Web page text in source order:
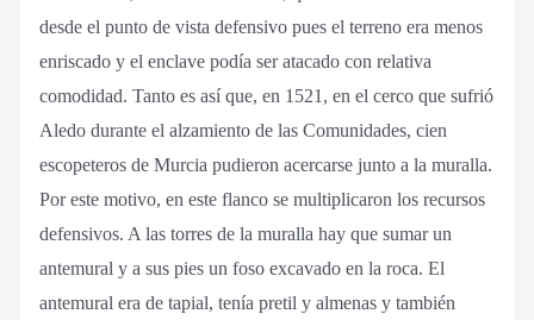
desde el punto de vista defensivo pues el terreno era menos
enriscado y el enclave podía ser atacado con relativa
comodidad. Tanto es así que, en 1521, en el cerco que sufrió
Aledo durante el alzamiento de las Comunidades, cien
escopeteros de Murcia pudieron acercarse junto a la muralla.
Por este motivo, en este flanco se multiplicaron los recursos
defensivos. A las torres de la muralla hay que sumar un
antemural y a sus pies un foso excavado en la roca. El
antemural era de tapial, tenía pretil y almenas y también